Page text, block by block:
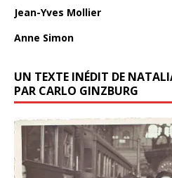
Jean-Yves Mollier
Anne Simon
UN TEXTE INÉDIT DE
PAR CARLO GINZBURG